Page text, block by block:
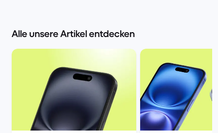
Alle unsere Artikel entdecken